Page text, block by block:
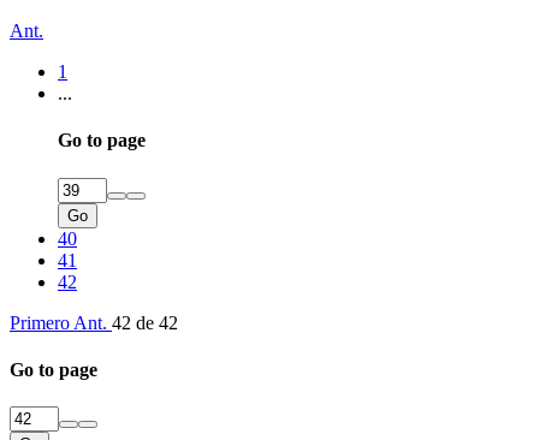
Ant.
1
...
Go to page
Go
40
41
42
Primero Ant. 42 de 42
Go to page